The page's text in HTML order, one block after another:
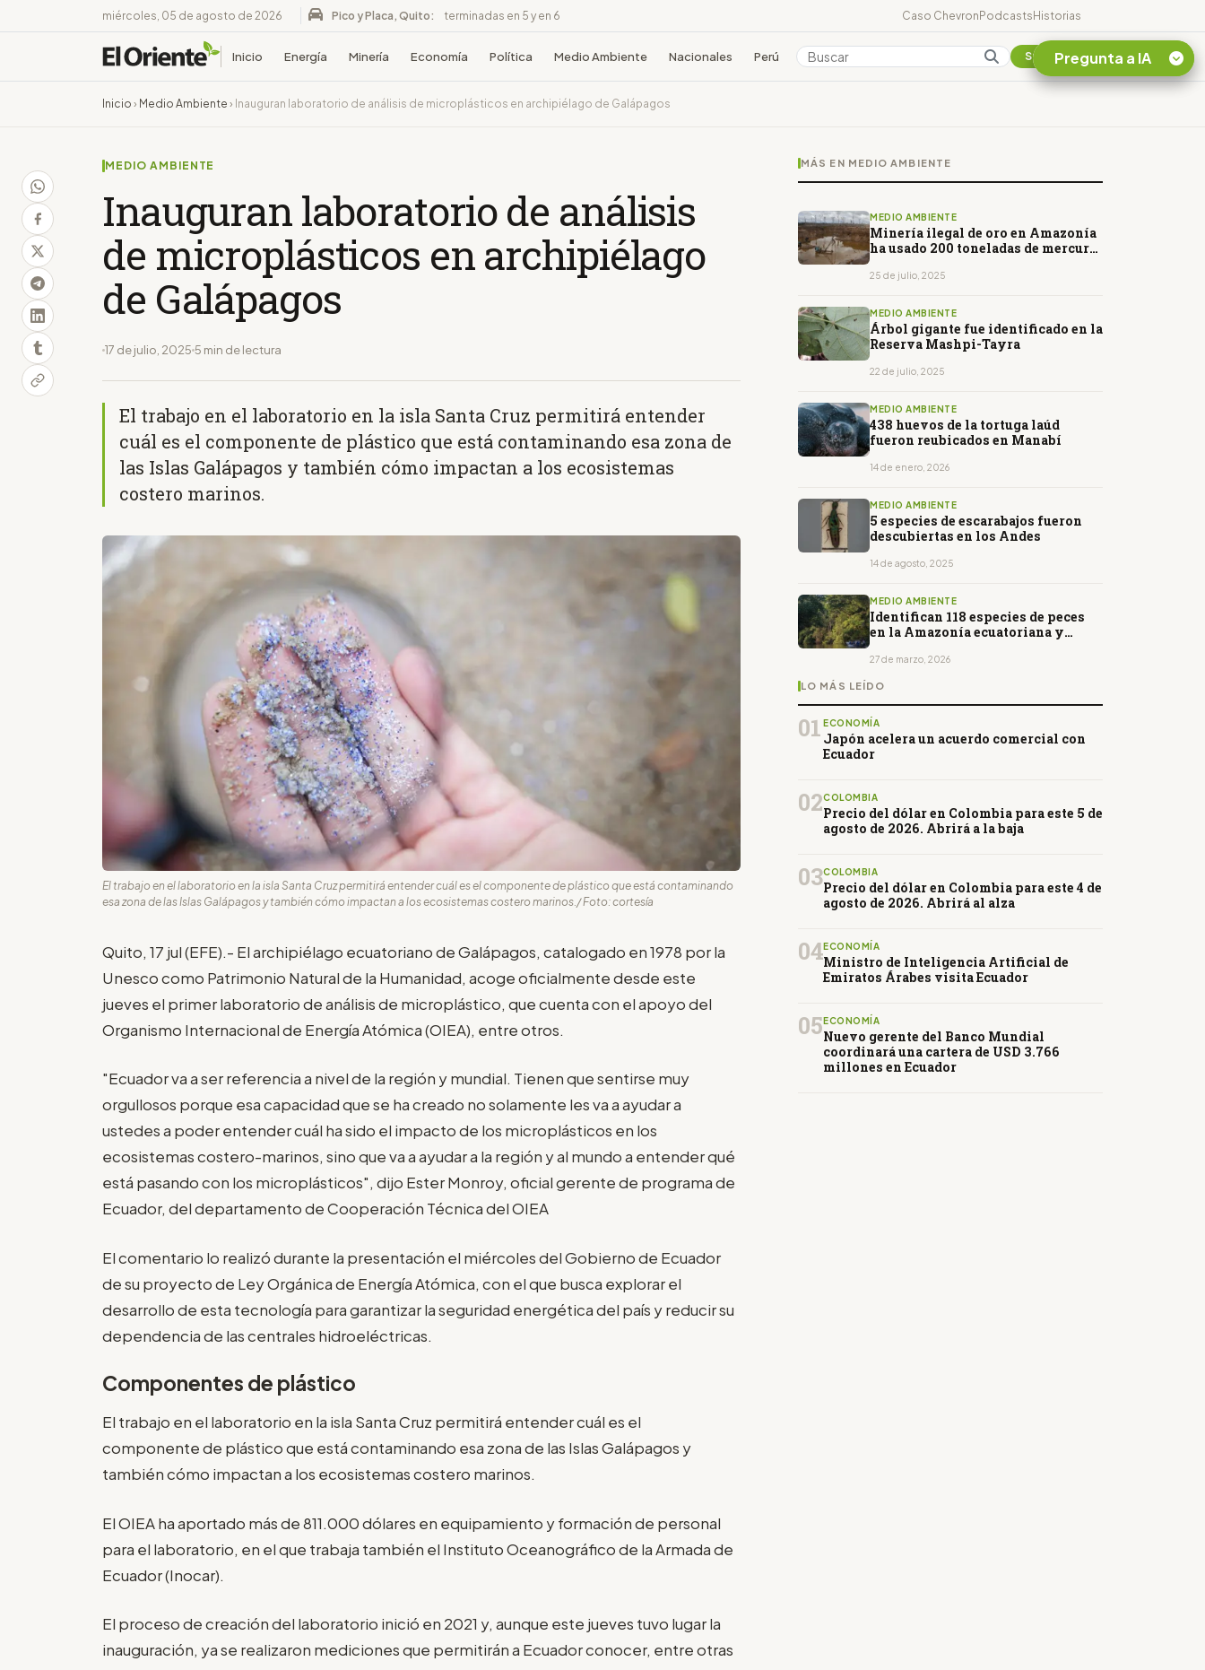
miércoles, 05 de agosto de 2026 Pico y Placa, Quito: terminadas en 5 y en 6 Caso ChevronPodcastsHistorias
Inicio Energía Minería Economía Política Medio Ambiente Nacionales Perú Colombia Suscribirse
Inicio › Medio Ambiente › Inauguran laboratorio de análisis de microplásticos en archipiélago de Galápagos
MEDIO AMBIENTE
Inauguran laboratorio de análisis
de microplásticos en archipiélago
de Galápagos
17 de julio, 2025 5 min de lectura
El trabajo en el laboratorio en la isla Santa Cruz permitirá entender
cuál es el componente de plástico que está contaminando esa zona de
las Islas Galápagos y también cómo impactan a los ecosistemas
costero marinos.
El trabajo en el laboratorio en la isla Santa Cruz permitirá entender cuál es el componente de plástico que está contaminando
esa zona de las Islas Galápagos y también cómo impactan a los ecosistemas costero marinos./ Foto: cortesía
Quito, 17 jul (EFE).- El archipiélago ecuatoriano de Galápagos, catalogado en 1978 por la
Unesco como Patrimonio Natural de la Humanidad, acoge oficialmente desde este
jueves el primer laboratorio de análisis de microplástico, que cuenta con el apoyo del
Organismo Internacional de Energía Atómica (OIEA), entre otros.
"Ecuador va a ser referencia a nivel de la región y mundial. Tienen que sentirse muy
orgullosos porque esa capacidad que se ha creado no solamente les va a ayudar a
ustedes a poder entender cuál ha sido el impacto de los microplásticos en los
ecosistemas costero-marinos, sino que va a ayudar a la región y al mundo a entender qué
está pasando con los microplásticos", dijo Ester Monroy, oficial gerente de programa de
Ecuador, del departamento de Cooperación Técnica del OIEA
El comentario lo realizó durante la presentación el miércoles del Gobierno de Ecuador
de su proyecto de Ley Orgánica de Energía Atómica, con el que busca explorar el
desarrollo de esta tecnología para garantizar la seguridad energética del país y reducir su
dependencia de las centrales hidroeléctricas.
Componentes de plástico
El trabajo en el laboratorio en la isla Santa Cruz permitirá entender cuál es el
componente de plástico que está contaminando esa zona de las Islas Galápagos y
también cómo impactan a los ecosistemas costero marinos.
El OIEA ha aportado más de 811.000 dólares en equipamiento y formación de personal
para el laboratorio, en el que trabaja también el Instituto Oceanográfico de la Armada de
Ecuador (Inocar).
El proceso de creación del laboratorio inició en 2021 y, aunque este jueves tuvo lugar la
inauguración, ya se realizaron mediciones que permitirán a Ecuador conocer, entre otras
MÁS EN MEDIO AMBIENTE
MEDIO AMBIENTE
Minería ilegal de oro en Amazonía
ha usado 200 toneladas de mercurio
25 de julio, 2025
MEDIO AMBIENTE
Árbol gigante fue identificado en la
Reserva Mashpi-Tayra
22 de julio, 2025
MEDIO AMBIENTE
438 huevos de la tortuga laúd
fueron reubicados en Manabí
14 de enero, 2026
MEDIO AMBIENTE
5 especies de escarabajos fueron
descubiertas en los Andes
14 de agosto, 2025
MEDIO AMBIENTE
Identifican 118 especies de peces
en la Amazonía ecuatoriana y
27 de marzo, 2026
LO MÁS LEÍDO
01 ECONOMÍA
Japón acelera un acuerdo comercial con
Ecuador
02COLOMBIA
Precio del dólar en Colombia para este 5 de
agosto de 2026. Abrirá a la baja
03COLOMBIA
Precio del dólar en Colombia para este 4 de
agosto de 2026. Abrirá al alza
04ECONOMÍA
Ministro de Inteligencia Artificial de
Emiratos Árabes visita Ecuador
05 ECONOMÍA
Nuevo gerente del Banco Mundial
coordinará una cartera de USD 3.766
millones en Ecuador
Pregunta a IA
¿En que consiste la